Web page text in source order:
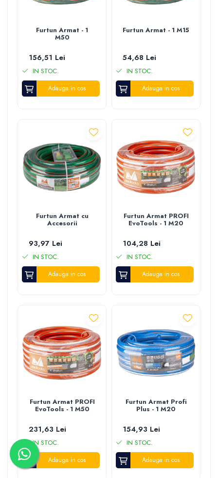
Furtun Armat - 1
M50
156,51 Lei
IN STOC.
Adauga in cos
Furtun Armat - 1 M15
54,68 Lei
IN STOC.
Adauga in cos
Furtun Armat cu
Accesorii
93,97 Lei
IN STOC.
Adauga in cos
Furtun Armat PROFI
EvoTools - 1 M20
104,28 Lei
IN STOC.
Adauga in cos
Furtun Armat PROFI
EvoTools - 1 M50
231,63 Lei
IN STOC.
Adauga in cos
Furtun Armat Profi
Plus - 1 M20
154,93 Lei
IN STOC.
Adauga in cos